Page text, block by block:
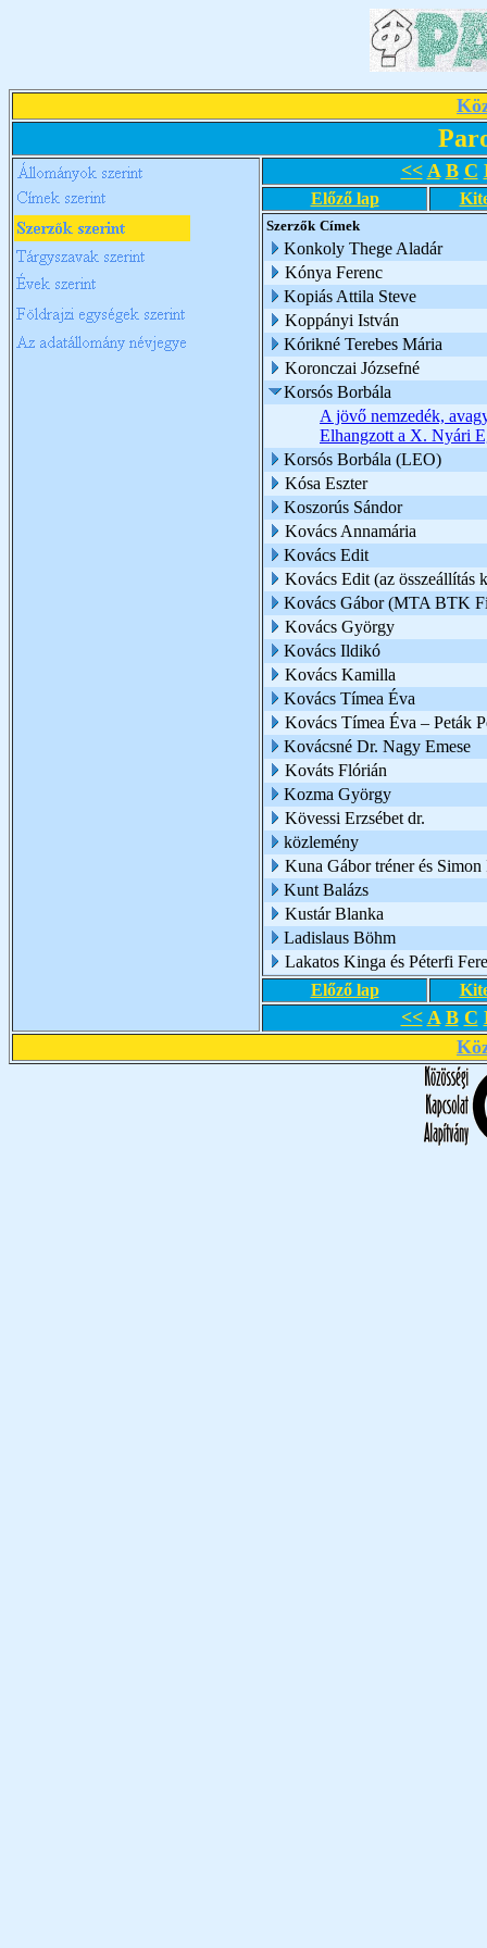
<< A B C
Előző lap
Szerzők Címek
Konkoly Thege Aladár
Kónya Ferenc
Kopiás Attila Steve
Koppányi István
Kórikné Terebes Mária
Koronczai Józsefné
Korsós Borbála
A jövő nemzedék,
Elhangzott a X. Nyári
Korsós Borbála (LEO)
Kósa Eszter
Koszorús Sándor
Kovács Annamária
Kovács Edit
Kovács Edit (az összeállítás
Kovács Gábor (MTA BTK
Kovács György
Kovács Ildikó
Kovács Kamilla
Kovács Tímea Éva
Kovács Tímea Éva – Peták
Kovácsné Dr. Nagy Emese
Kováts Flórián
Kozma György
Kövessi Erzsébet dr.
közlemény
Kuna Gábor tréner és
Kunt Balázs
Kustár Blanka
Ladislaus Böhm
Lakatos Kinga és Péterfi
Előző lap
<< A B C